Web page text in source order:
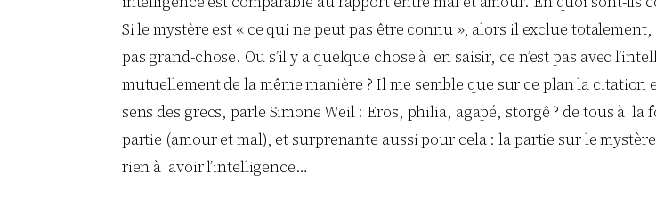
Si le mystère est « ce qui ne peut pas être connu », alors il exclue
pas grand-chose. Ou s’il y a quelque chose à en saisir, ce n’est pas avec
mutuellement de la même manière ? Il me semble que sur ce plan la
sens des grecs, parle Simone Weil : Eros, philia, agapé, storgê ? de tous à
partie (amour et mal), et surprenante aussi pour cela : la partie sur le
rien à avoir l’intelligence…